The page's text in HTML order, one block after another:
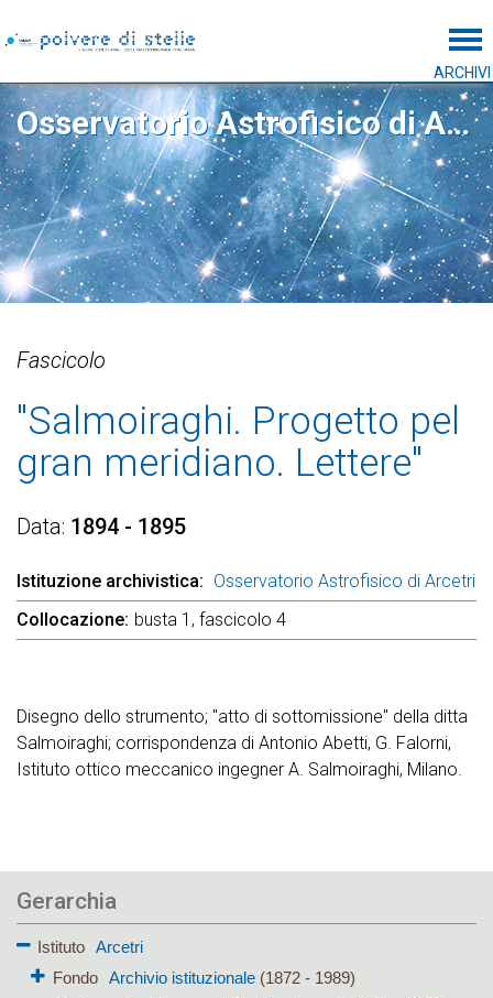
ARCHIVI
Osservatorio Astrofisico di Arcetri
Fascicolo
"Salmoiraghi. Progetto pel
gran meridiano. Lettere"
Data 1894 - 1895
Istituzione archivistica
Osservatorio Astrofisico di Arcetri
Collocazione busta 1, fascicolo 4
Disegno dello strumento; "atto di sottomissione" della ditta
Salmoiraghi; corrispondenza di Antonio Abetti, G. Falorni,
Istituto ottico meccanico ingegner A. Salmoiraghi, Milano.
Gerarchia
Istituto
Arcetri
Fondo
Archivio istituzionale(1872 - 1989)